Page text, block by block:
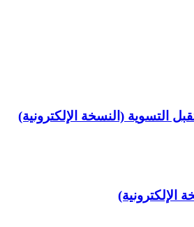
التسوية (النسخة الإلكترونية)
الإلكترونية)